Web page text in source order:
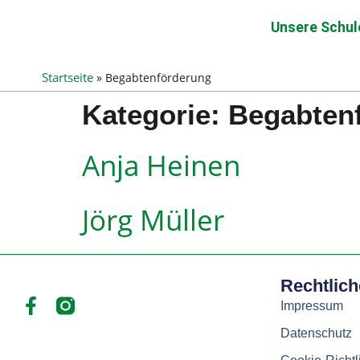
Startseite » Begabtenförderung
Unsere
Kategorie:
Anja Heinen
Jörg Müller
Impressum
Datenschutz